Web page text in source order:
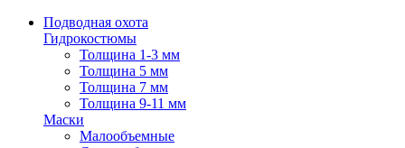
Подводная охота
Гидрокостюмы
Толщина 1-3 мм
Толщина 5 мм
Толщина 7 мм
Толщина 9-11 мм
Маски
Малообъемные